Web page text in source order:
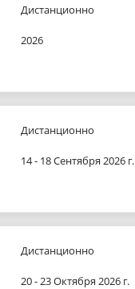
Дистанционно
2026
Дистанционно
14 - 18 Сентября 2026 г.
Дистанционно
20 - 23 Октября 2026 г.